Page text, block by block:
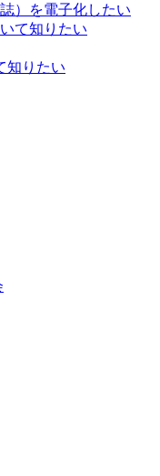
）を電子化したい
て知りたい
知りたい